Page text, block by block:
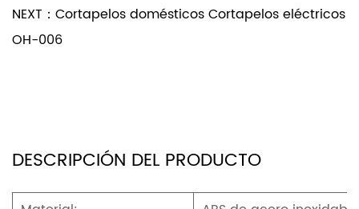
NEXT：Cortapelos domésticos Cortapelos eléctricos
OH-006
DESCRIPCIÓN DEL PRODUCTO